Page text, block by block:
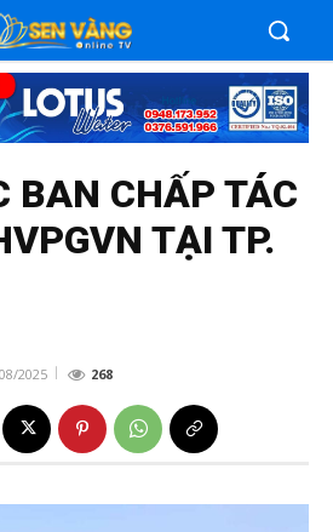
BAN CHẤP TÁC
TẠI TP.
2025 268